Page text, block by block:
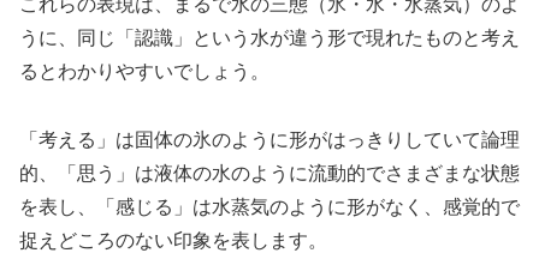
これらの表現は、まるで水の三態（氷・水・水蒸気）のよ
うに、同じ「認識」という水が違う形で現れたものと考え
るとわかりやすいでしょう。
「考える」は固体の氷のように形がはっきりしていて論理
的、「思う」は液体の水のように流動的でさまざまな状態
を表し、「感じる」は水蒸気のように形がなく、感覚的で
捉えどころのない印象を表します。